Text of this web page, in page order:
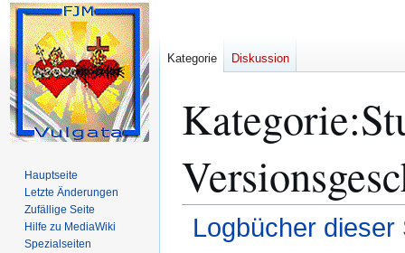
Logbücher dieser
Kategorie Diskussion
Hauptseite
Letzte Änderungen
Zufällige Seite
Hilfe zu MediaWiki
Spezialseiten